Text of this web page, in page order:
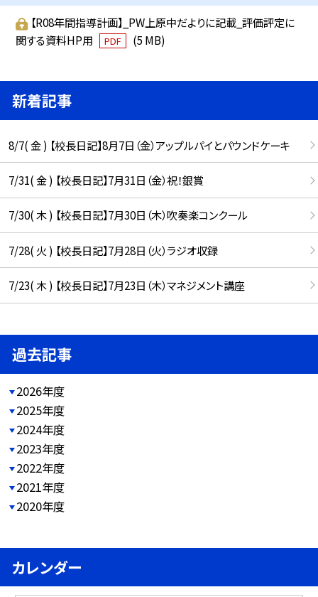
【R08年間指導計画】_PW上原中だよりに記載_評価評定に
関する資料HP用
PDF (5 MB)
新着記事
8/7( 金 ) 【校長日記】8月7日（金）アップルパイとパウンドケーキ
7/31( 金 ) 【校長日記】7月31日（金）祝！銀賞
7/30( 木 ) 【校長日記】7月30日（木）吹奏楽コンクール
7/28( 火 ) 【校長日記】7月28日（火）ラジオ収録
7/23( 木 ) 【校長日記】7月23日（木）マネジメント講座
過去記事
2026年度
2025年度
2024年度
2023年度
2022年度
2021年度
2020年度
カレンダー